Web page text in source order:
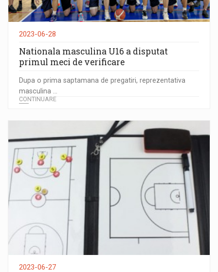
2023-06-28
Nationala masculina U16 a disputat
primul meci de verificare
Dupa o prima saptamana de pregatiri, reprezentativa
masculina ...
CONTINUARE
2023-06-27